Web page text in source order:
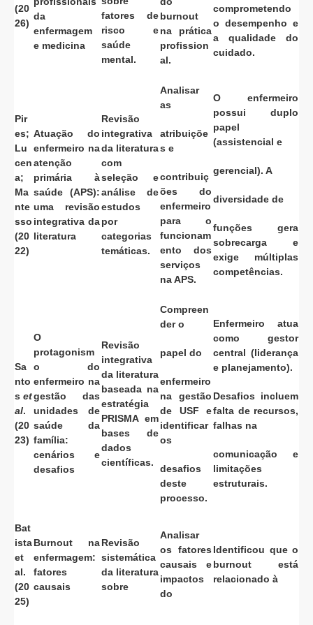
(20
26)
da
enfermagem
e medicina
fatores de
risco e
saúde
mental.
burnout
na prática
profission
al.
comprometendo
o desempenho e
a qualidade do
cuidado.
Pir
es;
Lu
cen
a;
Ma
nte
sso
(20
22)
Atuação do
enfermeiro na
atenção
primária à
saúde (APS):
uma revisão
integrativa da
literatura
Revisão
integrativa
da literatura
com
seleção e
análise de
estudos
por
categorias
temáticas.
Analisar
as
atribuiçõe
s e
contribuiç
ões do
enfermeiro
para o
funcionam
ento dos
serviços
na APS.
O enfermeiro
possui duplo
papel
(assistencial e
gerencial). A
diversidade de
funções gera
sobrecarga e
exige múltiplas
competências.
Sa
nto
s et
al.
(20
23)
O
protagonism
o do
enfermeiro na
gestão das
unidades de
saúde da
família:
cenários e
desafios
Revisão
integrativa
da literatura
baseada na
estratégia
PRISMA em
bases de
dados
científicas.
Compreen
der o
papel do
enfermeiro
na gestão
de USF e
identificar
os
desafios
deste
processo.
Enfermeiro atua
como gestor
central (liderança
e planejamento).
Desafios incluem
falta de recursos,
falhas na
comunicação e
limitações
estruturais.
Bat
ista
et
al.
(20
25)
Burnout na
enfermagem:
fatores
causais
Revisão
sistemática
da literatura
sobre
Analisar
os fatores
causais e
impactos
do
Identificou que o
burnout está
relacionado à